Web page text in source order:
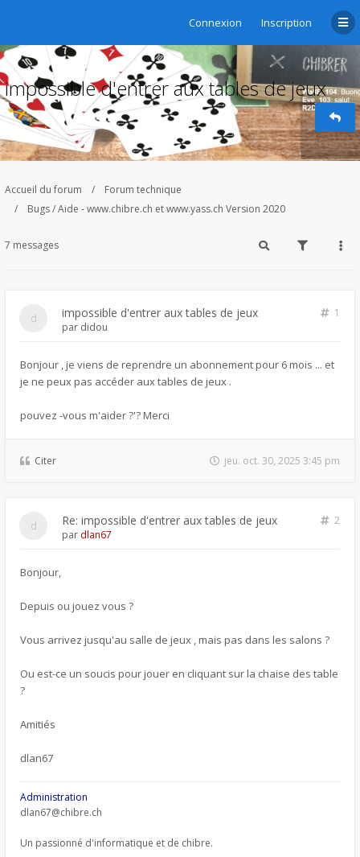
Connexion Inscription
impossible d'entrer aux tables de jeux
Accueil du forum
Forum technique
Bugs / Aide - www.chibre.ch et www.yass.ch Version 2020
7 messages
impossible d'entrer aux tables de jeux
1
par didou
Bonjour , je viens de reprendre un abonnement pour 6 mois ... et
je ne peux pas accéder aux tables de jeux .
pouvez -vous m'aider ?'? Merci
Citer jeu. oct. 30, 2025 3:45 pm
Re: impossible d'entrer aux tables de jeux
2
par dlan67
Bonjour,
Depuis ou jouez vous ?
Vous arrivez jusqu'au salle de jeux , mais pas dans les salons ?
Ou est-ce un soucis pour jouer en cliquant sur la chaise des table
?
Amitiés
dlan67
Administration
dlan67@chibre.ch
Un passionné d'informatique et de chibre.